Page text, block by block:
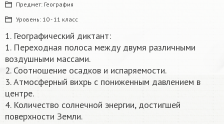
Предмет: География
Уровень: 10 - 11 класс
1. Географический диктант:
1. Переходная полоса между двумя различными
воздушными массами.
2. Соотношение осадков и испаряемости.
3. Атмосферный вихрь с пониженным давлением в
центре.
4. Количество солнечной энергии, достигшей
поверхности Земли.